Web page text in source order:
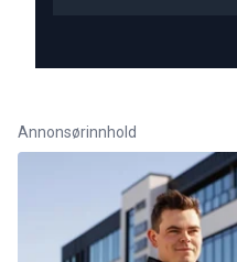
Annonsørinnhold